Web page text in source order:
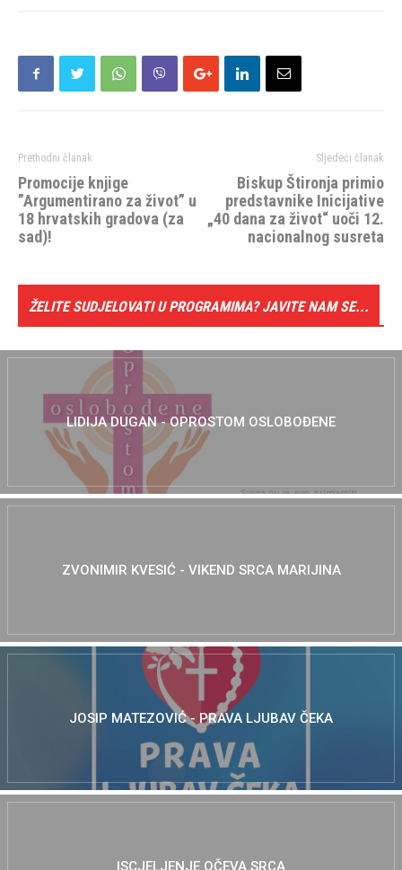
Prethodni članak
Promocije knjige
”Argumentirano za život” u
18 hrvatskih gradova (za
sad)!
Sljedeći članak
Biskup Štironja primio
predstavnike Inicijative
„40 dana za život“ uoči 12.
nacionalnog susreta
ŽELITE SUDJELOVATI U PROGRAMIMA? JAVITE NAM SE...
LIDIJA DUGAN - OPROSTOM OSLOBOĐENE
ZVONIMIR KVESIĆ - VIKEND SRCA MARIJINA
JOSIP MATEZOVIĆ - PRAVA LJUBAV ČEKA
ISCJELJENJE OČEVA SRCA